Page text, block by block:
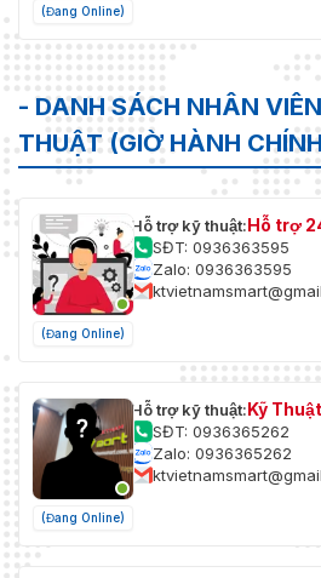
(Đang Online)
- DANH SÁCH NHÂN
THUẬT (GIỜ HÀNH
(Đang Online)
Hỗ trợ kỹ thuật:Hỗ trợ
SĐT: 0936363595
Zalo: 0936363595
(Đang Online)
Hỗ trợ kỹ thuật:Kỹ
SĐT: 0936365262
Zalo: 0936365262